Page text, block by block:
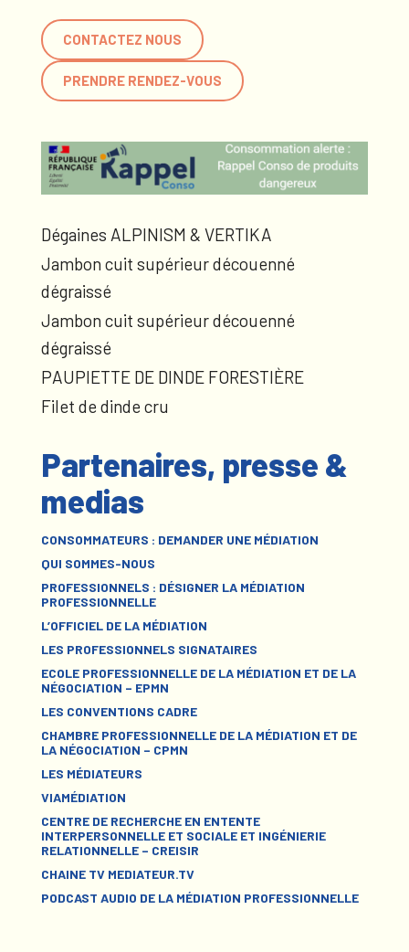
CONTACTEZ NOUS
PRENDRE RENDEZ-VOUS
Dégaines ALPINISM & VERTIKA
Jambon cuit supérieur découenné
dégraissé
Jambon cuit supérieur découenné
dégraissé
PAUPIETTE DE DINDE FORESTIÈRE
Filet de dinde cru
Partenaires, presse &
medias
CONSOMMATEURS : DEMANDER UNE MÉDIATION
QUI SOMMES-NOUS
PROFESSIONNELS : DÉSIGNER LA MÉDIATION
PROFESSIONNELLE
L’OFFICIEL DE LA MÉDIATION
LES PROFESSIONNELS SIGNATAIRES
ECOLE PROFESSIONNELLE DE LA MÉDIATION ET DE LA
NÉGOCIATION – EPMN
LES CONVENTIONS CADRE
CHAMBRE PROFESSIONNELLE DE LA MÉDIATION ET DE
LA NÉGOCIATION – CPMN
LES MÉDIATEURS
VIAMÉDIATION
CENTRE DE RECHERCHE EN ENTENTE
INTERPERSONNELLE ET SOCIALE ET INGÉNIERIE
RELATIONNELLE – CREISIR
CHAINE TV MEDIATEUR.TV
PODCAST AUDIO DE LA MÉDIATION PROFESSIONNELLE